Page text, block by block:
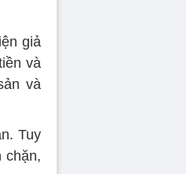
giả
và
và
Tuy
chặn,